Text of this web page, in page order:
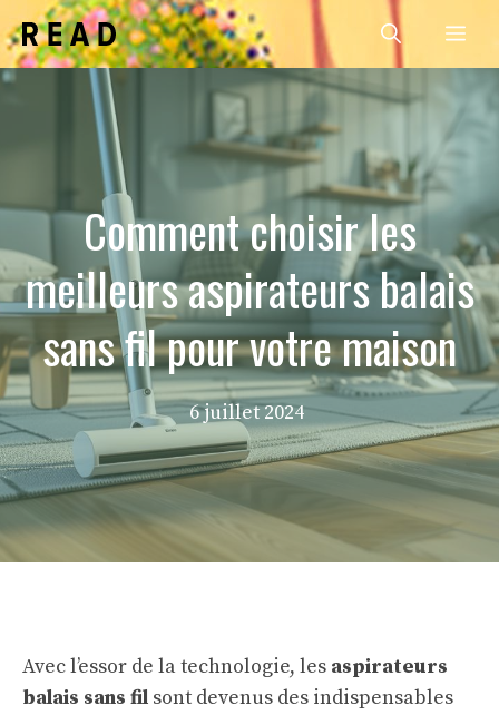
Aller
au
contenu
Comment choisir les
meilleurs aspirateurs balais
sans fil pour votre maison
6 juillet 2024
Avec l’essor de la technologie, les aspirateurs
balais sans fil sont devenus des indispensables